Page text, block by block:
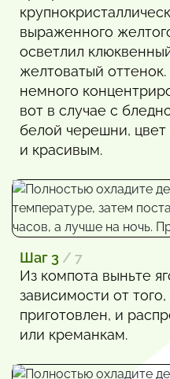
выраженного
осветлил
желтоватый
немного
вот в случае с
белой черешни,
и красивым.
Шаг 3 / 7
Из компота выньте
зависимости от
приготовлен, и
или креманкам.